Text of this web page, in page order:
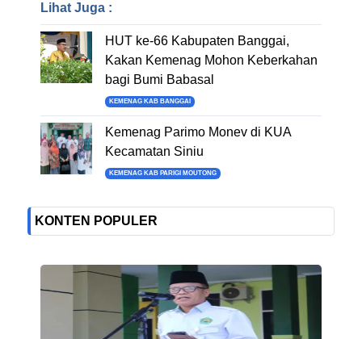
Lihat Juga :
HUT ke-66 Kabupaten Banggai,
Kakan Kemenag Mohon Keberkahan
bagi Bumi Babasal
KEMENAG KAB BANGGAI
Kemenag Parimo Monev di KUA
Kecamatan Siniu
KEMENAG KAB PARIGI MOUTONG
KONTEN POPULER